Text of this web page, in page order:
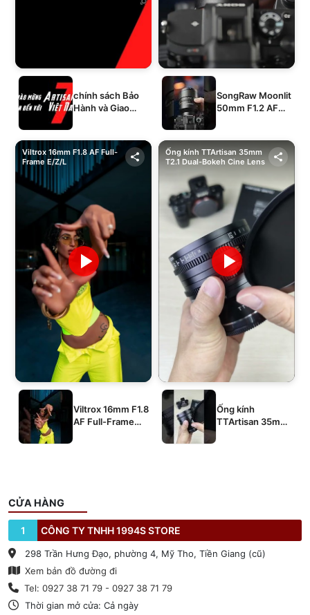
chính sách Bảo
Hành và Giao
SongRaw Moonlit
50mm F1.2 AF
Viltrox 16mm F1.8 AF Full-
Frame E/Z/L
Viltrox 16mm F1.8
AF Full-Frame
Ống kính TTArtisan 35mm
T2.1 Dual-Bokeh Cine Lens
Ống kính
TTArtisan 35mm
CỬA HÀNG
1 CÔNG TY TNHH 1994S STORE
298 Trần Hưng Đạo, phường 4, Mỹ Tho, Tiền Giang (cũ)
Xem bản đồ đường đi
Tel: 0927 38 71 79 - 0927 38 71 79
Thời gian mở cửa: Cả ngày